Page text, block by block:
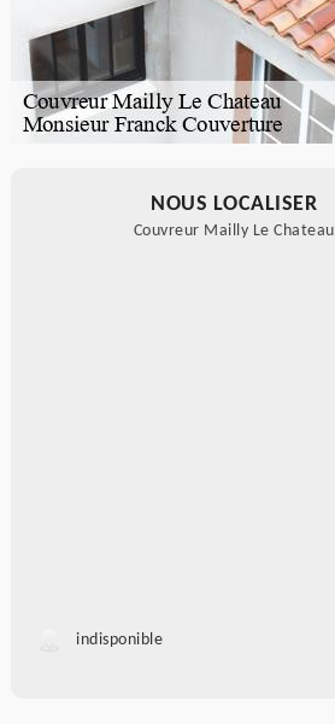
NOUS LOCALISER
Couvreur Mailly Le Chateau
indisponible